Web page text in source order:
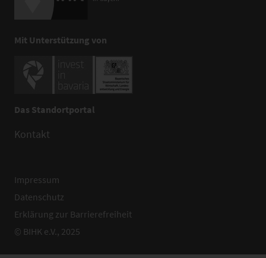
Mit Unterstützung von
Das Standortportal
Kontakt
Impressum
Datenschutz
Erklärung zur Barrierefreiheit
© BIHK e.V., 2025